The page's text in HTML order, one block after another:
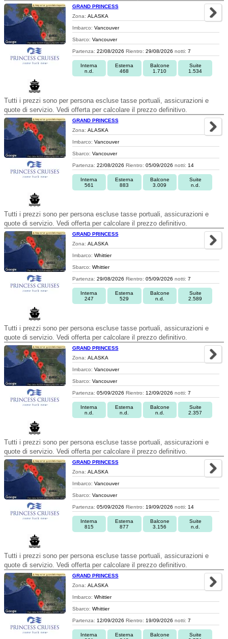
GRAND PRINCESS
Zona: ALASKA
Imbarco: Vancouver
Sbarco: Vancouver
Partenza: 22/08/2026 Rientro: 29/08/2026 notti: 7
Interna
n.d.
Esterna
468
Balcone
1.710
Suite
1.534
Tutti i prezzi sono per persona escluse tasse portuali, assicurazioni e
quote di servizio. Vedi offerta per calcolare il prezzo definitivo.
GRAND PRINCESS
Zona: ALASKA
Imbarco: Vancouver
Sbarco: Vancouver
Partenza: 22/08/2026 Rientro: 05/09/2026 notti: 14
Interna
561
Esterna
883
Balcone
3.009
Suite
n.d.
Tutti i prezzi sono per persona escluse tasse portuali, assicurazioni e
quote di servizio. Vedi offerta per calcolare il prezzo definitivo.
GRAND PRINCESS
Zona: ALASKA
Imbarco: Whittier
Sbarco: Whittier
Partenza: 29/08/2026 Rientro: 05/09/2026 notti: 7
Interna
247
Esterna
529
Balcone
n.d.
Suite
2.589
Tutti i prezzi sono per persona escluse tasse portuali, assicurazioni e
quote di servizio. Vedi offerta per calcolare il prezzo definitivo.
GRAND PRINCESS
Zona: ALASKA
Imbarco: Vancouver
Sbarco: Vancouver
Partenza: 05/09/2026 Rientro: 12/09/2026 notti: 7
Interna
n.d.
Esterna
n.d.
Balcone
n.d.
Suite
2.357
Tutti i prezzi sono per persona escluse tasse portuali, assicurazioni e
quote di servizio. Vedi offerta per calcolare il prezzo definitivo.
GRAND PRINCESS
Zona: ALASKA
Imbarco: Vancouver
Sbarco: Vancouver
Partenza: 05/09/2026 Rientro: 19/09/2026 notti: 14
Interna
815
Esterna
877
Balcone
3.156
Suite
n.d.
Tutti i prezzi sono per persona escluse tasse portuali, assicurazioni e
quote di servizio. Vedi offerta per calcolare il prezzo definitivo.
GRAND PRINCESS
Zona: ALASKA
Imbarco: Whittier
Sbarco: Whittier
Partenza: 12/09/2026 Rientro: 19/09/2026 notti: 7
Interna
Esterna
Balcone
Suite